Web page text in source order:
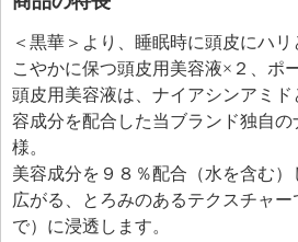
＜黒華＞より、睡眠時に頭皮にハ
こやかに保つ頭皮用美容液×２、ポ
頭皮用美容液は、ナイアシンアミド
容成分を配合した当ブランド独自
様。
美容成分を９８％配合（水を含む
広がる、とろみのあるテクスチャー
で）に浸透します。